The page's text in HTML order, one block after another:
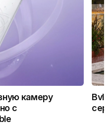
камеру
с